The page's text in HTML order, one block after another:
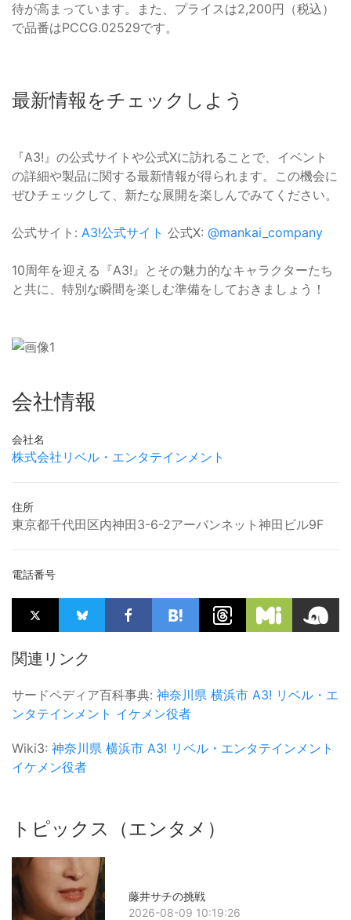
待が高まっています。また、プライスは2,200円（税込）
で品番はPCCG.02529です。
最新情報をチェックしよう
『A3!』の公式サイトや公式Xに訪れることで、イベント
の詳細や製品に関する最新情報が得られます。この機会に
ぜひチェックして、新たな展開を楽しんでみてください。
公式サイト: A3!公式サイト 公式X: @mankai_company
10周年を迎える『A3!』とその魅力的なキャラクターたち
と共に、特別な瞬間を楽しむ準備をしておきましょう！
会社情報
会社名
株式会社リベル・エンタテインメント
住所
​東京都千代田区内神田3-6-2​アーバンネット神田ビル9F
電話番号
関連リンク
サードペディア百科事典: 神奈川県 横浜市 A3! リベル・エ
ンタテインメント イケメン役者
Wiki3: 神奈川県 横浜市 A3! リベル・エンタテインメント
イケメン役者
トピックス（エンタメ）
藤井サチの挑戦
2026-08-09 10:19:26